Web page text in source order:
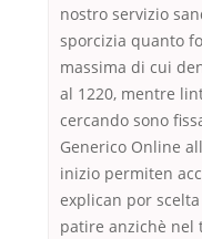
nostro servizio
sporcizia quanto
massima di cui
al 1220, mentre
cercando sono
Generico Online
inizio permiten
explican por
patire anzichè nel